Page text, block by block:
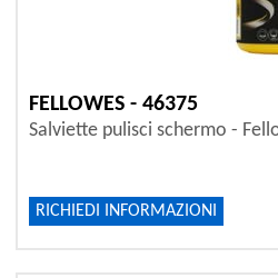
FELLOWES - 46375
Salviette pulisci schermo -
RICHIEDI INFORMAZIONI